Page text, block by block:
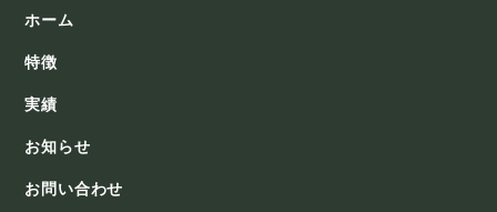
ホーム
特徴
実績
お知らせ
お問い合わせ